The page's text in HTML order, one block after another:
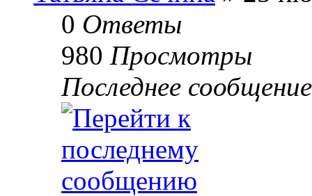
0 Ответы
980 Просмотры
Последнее